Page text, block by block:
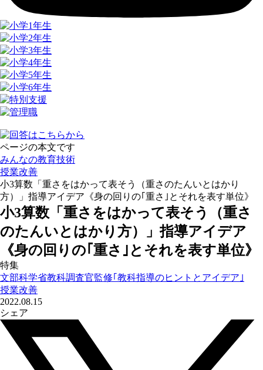
ページの本文です
みんなの教育技術
授業改善
小3算数「重さをはかって表そう（重さのたんいとはかり
方）」指導アイデア《身の回りの｢重さ｣とそれを表す単位》
小3算数「重さをはかって表そう（重さ
のたんいとはかり方）」指導アイデア
《身の回りの｢重さ｣とそれを表す単位》
特集
文部科学省教科調査官監修｢教科指導のヒントとアイデア｣
授業改善
2022.08.15
シェア